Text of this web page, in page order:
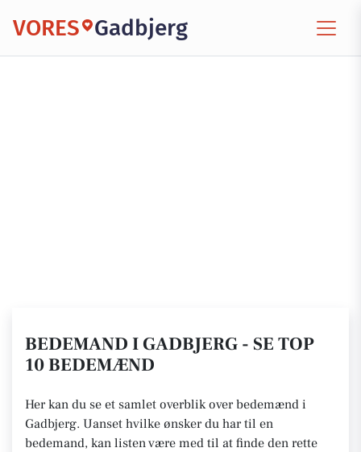
VORES Gadbjerg
BEDEMAND I GADBJERG - SE TOP
10 BEDEMÆND
Her kan du se et samlet overblik over bedemænd i
Gadbjerg. Uanset hvilke ønsker du har til en
bedemand, kan listen være med til at finde den rette